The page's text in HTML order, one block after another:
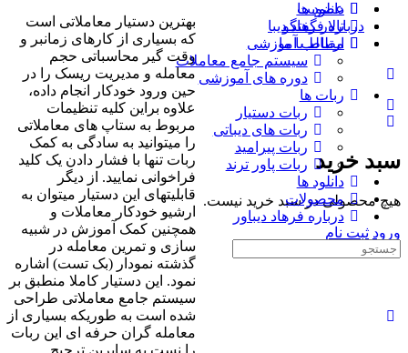
دانلود ها
درباره فرهاد دیبا
ارتباط با ما
سبد خرید
هیچ محصولی در سبد خرید نیست.
ورود ثبت نام
عضویت
تالار گفتگو
مطالب آموزشی
سیستم جامع معاملات
دوره های آموزشی
ربات ها
ربات دستیار
ربات های دیباتی
ربات پیرامید
ربات پاور ترند
دانلود ها
محصولات
درباره فرهاد دیباور
جست
بهترین دستیار معاملاتی است
که بسیاری از کارهای زمانبر و
وقت گیر محاسباتی حجم
معامله و مدیریت ریسک را در
حین ورود خودکار انجام داده،
علاوه براین کلیه تنظیمات
مربوط به ستاپ های معاملاتی
را میتوانید به سادگی به کمک
ربات تنها با فشار دادن یک کلید
فراخوانی نمایید. از دیگر
قابلیتهای این دستیار میتوان به
ارشیو خودکار معاملات و
همچنین کمک آموزش در شبیه
سازی و تمرین معامله در
گذشته نمودار (بک تست) اشاره
نمود. این دستیار کاملا منطبق بر
سیستم جامع معاملاتی طراحی
شده است به طوریکه بسیاری از
معامله گران حرفه ای این ربات